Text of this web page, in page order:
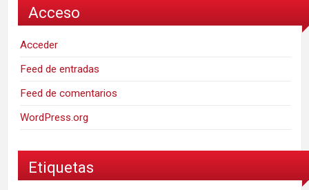
Acceso
Acceder
Feed de entradas
Feed de comentarios
WordPress.org
Etiquetas